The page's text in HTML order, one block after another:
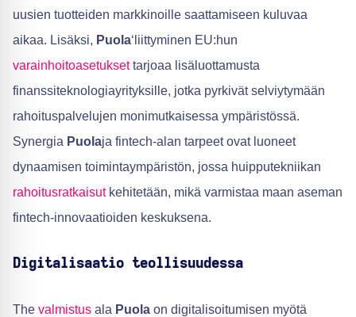
uusien tuotteiden markkinoille saattamiseen kuluvaa
aikaa. Lisäksi, Puola‘liittyminen EU:hun
varainhoitoasetuksettarjoaa lisäluottamusta
finanssiteknologiayrityksille, jotka pyrkivät selviytymään
rahoituspalvelujen monimutkaisessa ympäristössä.
Synergia Puolaja fintech-alan tarpeet ovat luoneet
dynaamisen toimintaympäristön, jossa huipputekniikan
rahoitusratkaisutkehitetään, mikä varmistaa maan aseman
fintech-innovaatioiden keskuksena.
Digitalisaatio teollisuudessa
The valmistus ala Puola on digitalisoitumisen myötä